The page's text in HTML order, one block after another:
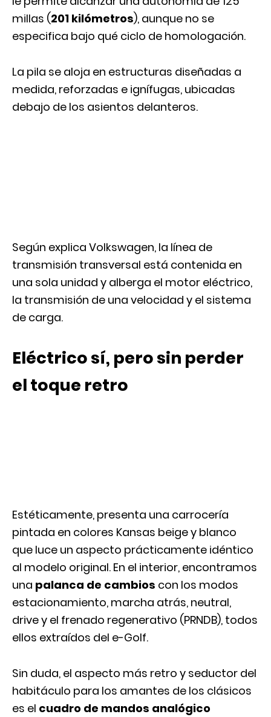
millas (201 kilómetros), aunque no se
especifica bajo qué ciclo de homologación.
La pila se aloja en estructuras diseñadas a
medida, reforzadas e ignífugas, ubicadas
debajo de los asientos delanteros.
Según explica Volkswagen, la línea de
transmisión transversal está contenida en
una sola unidad y alberga el motor eléctrico,
la transmisión de una velocidad y el sistema
de carga.
Eléctrico sí, pero sin perder
el toque retro
Estéticamente, presenta una carrocería
pintada en colores Kansas beige y blanco
que luce un aspecto prácticamente idéntico
al modelo original. En el interior, encontramos
una palanca de cambios con los modos
estacionamiento, marcha atrás, neutral,
drive y el frenado regenerativo (PRNDB), todos
ellos extraídos del e-Golf.
Sin duda, el aspecto más retro y seductor del
habitáculo para los amantes de los clásicos
es el cuadro de mandos analógico